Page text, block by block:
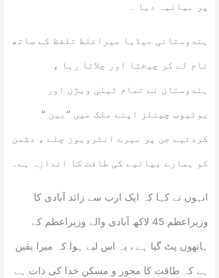
پر بیانیہ دیا ۔
ہندوستانی میڈیا میراغلط تلفظ کے ساتھ
نام لے کر چیختا اور چلاتا رہا ،
ہندوستان نے تمام ٹیلی ویژن اور
یوٹیوب چینلز اپنے ملک میں “بین “
کردئیے جن پر میرے انٹرویوز چلے ، دشمن
کو ہمارے بیانیے کی طاقت کا اندازہ ہے۔
انہوں نے کہا کہ ایک ارب سے زائد آبادی کا
وزیراعظم 45 لاکھ آبادی والے وزیراعظم کے
ہاتھوں پٹ گیا ہے ، یہ اس لیے ہوا کہ میرا یقین
ہے کہ طاقت کا محور و مسکن خدا کی ذات ہے